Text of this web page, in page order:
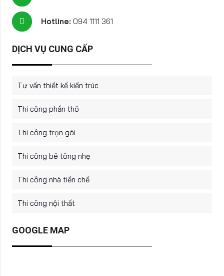
Hotline:094 1111 361
DỊCH VỤ CUNG CẤP
Tư vấn thiết kế kiến trúc
Thi công phần thô
Thi công trọn gói
Thi công bê tông nhẹ
Thi công nhà tiền chế
Thi công nội thất
GOOGLE MAP